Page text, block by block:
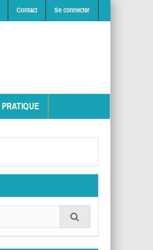
Contact Se connecter
PRATIQUE